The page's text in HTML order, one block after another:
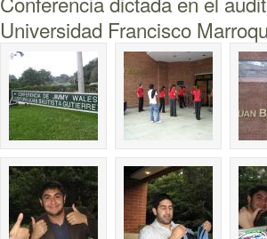
Universidad Francisco